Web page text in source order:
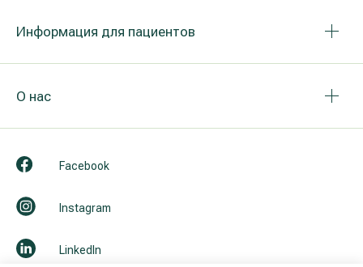
Информация для пациентов
О нас
Facebook
Instagram
LinkedIn